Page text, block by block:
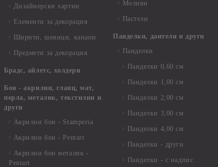
Дизайнерски хартии
Елементи за декорация
Ширити, шевици, канапи
Предмети за декорация
Брадс, айлетс, холдери
Бои - акрилни, гланц, мат,
перла, металик, текстилни и
други
Акрилни бои - Stamperia
Акрилни бои - Pentart
Акрилни бои металик -
Pentart
Моливи
Пастели
Панделки, дантели и други
Панделки
Панделки 0,60 см
Панделки 1,00 см
Панделки 2,00 см
Панделки 3,00 см
Панделки 4,00 см
Панделки - други
Панделки - с надпис